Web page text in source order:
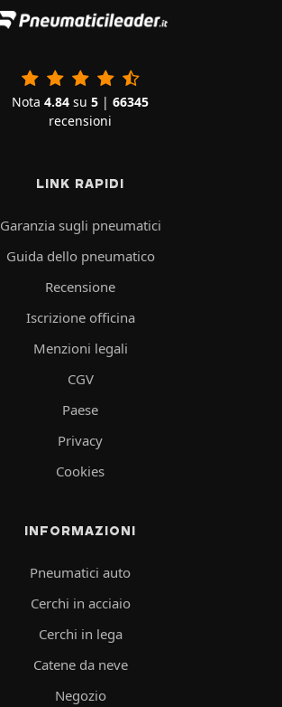
Nota 4.84 su 5 | 66345
recensioni
LINK RAPIDI
Garanzia sugli pneumatici
Guida dello pneumatico
Recensione
Iscrizione officina
Menzioni legali
CGV
Paese
Privacy
Cookies
INFORMAZIONI
Pneumatici auto
Cerchi in acciaio
Cerchi in lega
Catene da neve
Negozio